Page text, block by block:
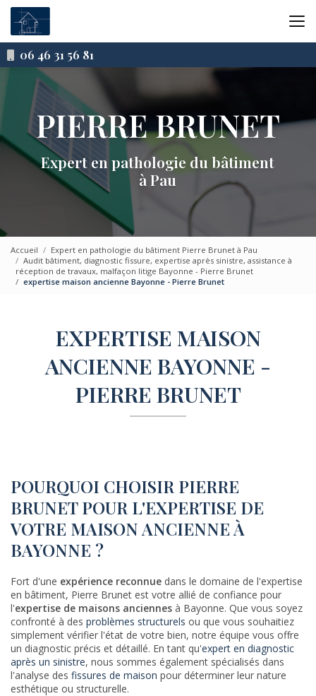
Aller
contenu
principal06 46 31 56 81
Expert en pathologie du bâtiment
à Pau
Accueil
Expert en pathologie du bâtiment Pierre Brunet à Pau
Audit bâtiment, diagnostic fissure, expertise après sinistre, assistance à
réception de travaux, malfaçon litige Bayonne - Pierre Brunet
expertise maison ancienne Bayonne - Pierre Brunet
EXPERTISE MAISON
ANCIENNE BAYONNE -
PIERRE BRUNET
POURQUOI CHOISIR PIERRE
BRUNET POUR L'EXPERTISE DE
VOTRE MAISON ANCIENNE À
BAYONNE ?
Fort d'une expérience reconnue dans le domaine de l'expertise
en bâtiment, Pierre Brunet est votre allié de confiance pour
l'expertise de maisons anciennes à Bayonne. Que vous soyez
confronté à des problèmes structurels ou que vous souhaitiez
simplement vérifier l'état de votre bien, notre équipe vous offre
un diagnostic précis et détaillé. En tant qu'expert en diagnostic
après un sinistre, nous sommes également spécialisés dans
l'analyse des fissures de maison pour déterminer leur nature
esthétique ou structurelle.